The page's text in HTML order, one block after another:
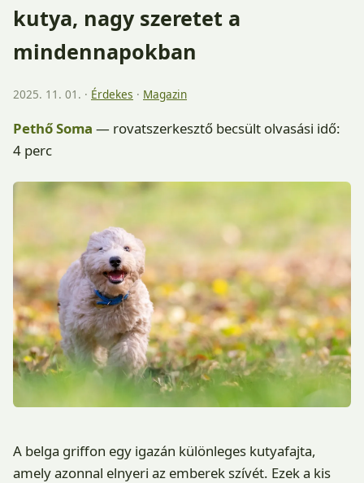
kutya, nagy szeretet a
mindennapokban
2025. 11. 01. · Érdekes · Magazin
Pethő Soma — rovatszerkesztő becsült olvasási idő:
4 perc
A belga griffon egy igazán különleges kutyafajta,
amely azonnal elnyeri az emberek szívét. Ezek a kis